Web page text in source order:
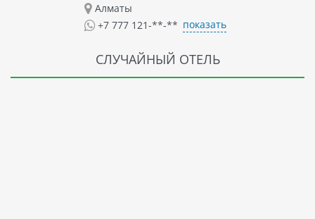
Алматы
+7 777 121-**-** показать
СЛУЧАЙНЫЙ ОТЕЛЬ